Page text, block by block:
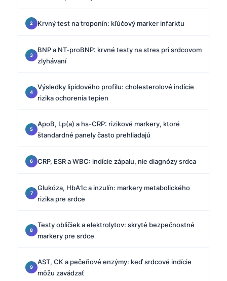
Krvný test na troponín: kľúčový marker infarktu
BNP a NT-proBNP: krvné testy na stres pri srdcovom
zlyhávaní
Výsledky lipidového profilu: cholesterolové indície
rizika ochorenia tepien
ApoB, Lp(a) a hs-CRP: rizikové markery, ktoré
štandardné panely často prehliadajú
CRP, ESR a WBC: indície zápalu, nie diagnózy srdca
Glukóza, HbA1c a inzulín: markery metabolického
rizika pre srdce
Testy obličiek a elektrolytov: skryté bezpečnostné
markery pre srdce
AST, CK a pečeňové enzýmy: keď srdcové indície
môžu zavádzať